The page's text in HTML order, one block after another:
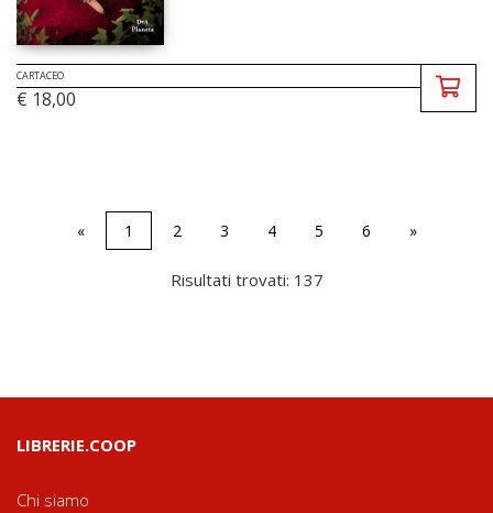
CARTACEO
€ 18,00
« 1 2 3 4 5 6 »
Risultati trovati: 137
LIBRERIE.COOP
Chi siamo